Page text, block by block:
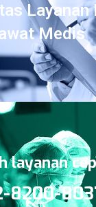
Layanan
Medis
layanan
8200-